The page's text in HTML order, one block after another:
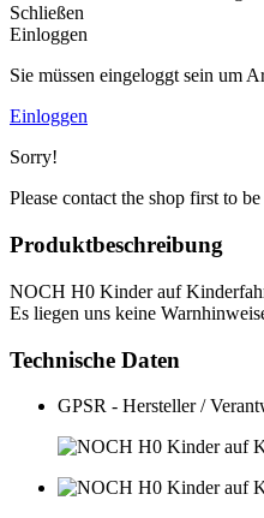
Schließen
Einloggen
Sie müssen eingeloggt sein um
Einloggen
Sorry!
Please contact the shop first to
Produktbeschreibung
NOCH H0 Kinder auf
Es liegen uns keine
Technische Daten
GPSR - Hersteller /